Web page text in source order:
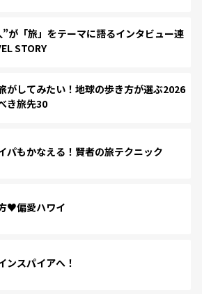
が「旅」をテーマに語るインタビュー連
STORY
がしてみたい！地球の歩き方が選ぶ2026
き旅先30
パもかなえる！賢者の旅テクニック
♥偏愛ハワイ
ンスパイアへ！